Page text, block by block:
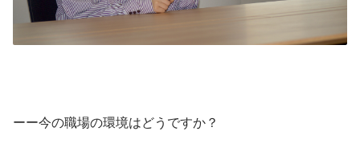
ーー今の職場の環境はどうですか？